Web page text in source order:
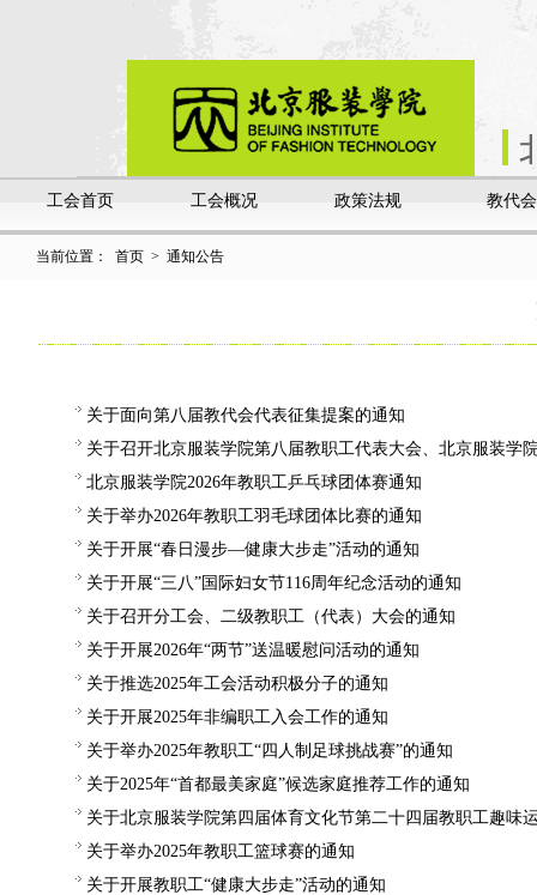
工会首页 工会概况 政策法规 教代会
当前位置： 首页 > 通知公告
关于面向第八届教代会代表征集提案的通知
关于召开北京服装学院第八届教职工代表大会、北京服装学
北京服装学院2026年教职工乒乓球团体赛通知
关于举办2026年教职工羽毛球团体比赛的通知
关于开展“春日漫步—健康大步走”活动的通知
关于开展“三八”国际妇女节116周年纪念活动的通知
关于召开分工会、二级教职工（代表）大会的通知
关于开展2026年“两节”送温暖慰问活动的通知
关于推选2025年工会活动积极分子的通知
关于开展2025年非编职工入会工作的通知
关于举办2025年教职工“四人制足球挑战赛”的通知
关于2025年“首都最美家庭”候选家庭推荐工作的通知
关于北京服装学院第四届体育文化节第二十四届教职工趣味
关于举办2025年教职工篮球赛的通知
关于开展教职工“健康大步走”活动的通知